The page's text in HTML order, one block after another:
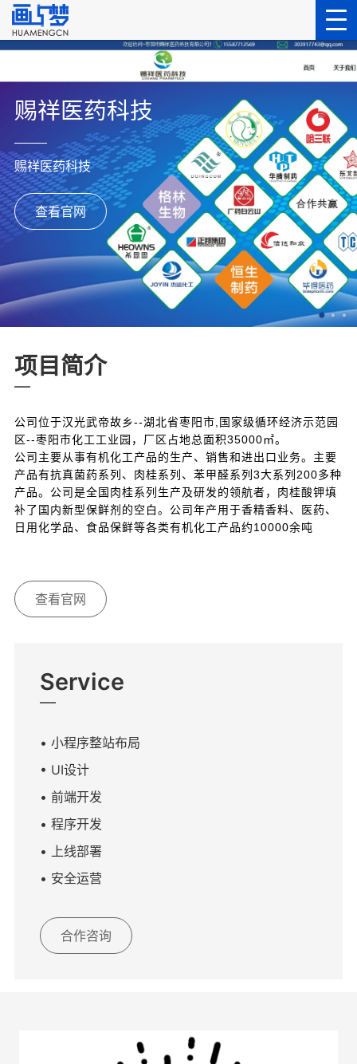
赐祥医药科技
赐祥医药科技
查看官网
项目简介
公司位于汉光武帝故乡--湖北省枣阳市,国家级循环经济示范园
区--枣阳市化工工业园，厂区占地总面积35000㎡。
公司主要从事有机化工产品的生产、销售和进出口业务。主要
产品有抗真菌药系列、肉桂系列、苯甲醛系列3大系列200多种
产品。公司是全国肉桂系列生产及研发的领航者，肉桂酸钾填
补了国内新型保鲜剂的空白。公司年产用于香精香料、医药、
日用化学品、食品保鲜等各类有机化工产品约10000余吨
查看官网
Service
• 小程序整站布局
• UI设计
• 前端开发
• 程序开发
• 上线部署
• 安全运营
合作咨询